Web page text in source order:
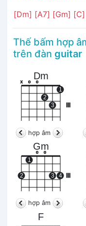
[Dm] [A7] [Gm] [C]
Thế bấm hợp
trên đàn guitar
Dm
x o o
2
3
1
hợp âm
Gm
III
2
1
o o
3 4
hợp âm
F